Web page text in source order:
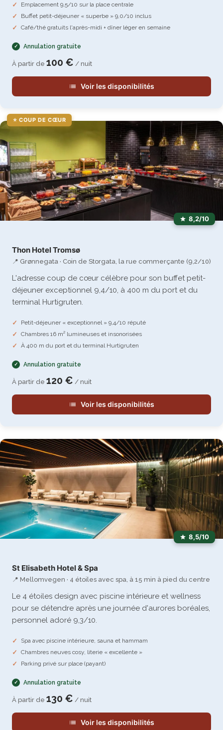
Emplacement 9,5/10 sur la place centrale
Buffet petit-déjeuner « superbe » 9,0/10 inclus
Café/thé gratuits l'après-midi + dîner léger en semaine
Annulation gratuite
À partir de 100 € / nuit
Voir les disponibilités
⭐ COUP DE CŒUR
8,2/10
Thon Hotel Tromsø
📍 Grønnegata · Coin de Storgata, la rue commerçante (9,2/10)
L'adresse coup de cœur célèbre pour son buffet petit-
déjeuner exceptionnel 9,4/10, à 400 m du port et du
terminal Hurtigruten.
Petit-déjeuner « exceptionnel » 9,4/10 réputé
Chambres 16 m² lumineuses et insonorisées
À 400 m du port et du terminal Hurtigruten
Annulation gratuite
À partir de 120 € / nuit
Voir les disponibilités
8,5/10
St Elisabeth Hotel & Spa
📍 Mellomvegen · 4 étoiles avec spa, à 15 min à pied du centre
Le 4 étoiles design avec piscine intérieure et wellness
pour se détendre après une journée d'aurores boréales,
personnel adoré 9,3/10.
Spa avec piscine intérieure, sauna et hammam
Chambres neuves cosy, literie « excellente »
Parking privé sur place (payant)
Annulation gratuite
À partir de 130 € / nuit
Voir les disponibilités